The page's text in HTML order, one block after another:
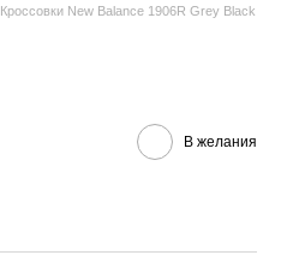
Кроссовки New Balance 1906R Grey Black
В желания